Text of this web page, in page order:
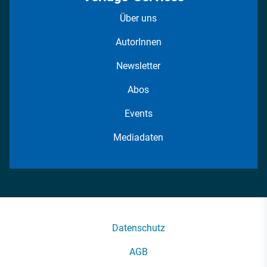
Über uns
AutorInnen
Newsletter
Abos
Events
Mediadaten
Datenschutz
AGB